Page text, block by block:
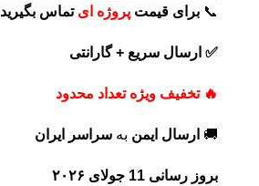
📞 برای قیمت پروژه ای تماس بگیرید
✅ ارسال سریع + گارانتی
🔥 تخفیف ویژه تعداد محدود
🚚 ارسال ایمن به سراسر ایران
بروز رسانی 11 جولای ۲۰۲۶